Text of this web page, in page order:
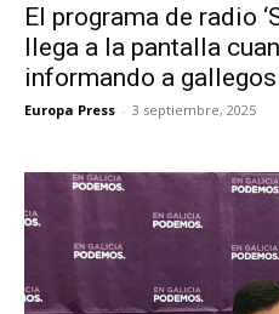
El programa de radio
llega a la pantalla
informando a
Europa Press - 3 septiembre, 2025